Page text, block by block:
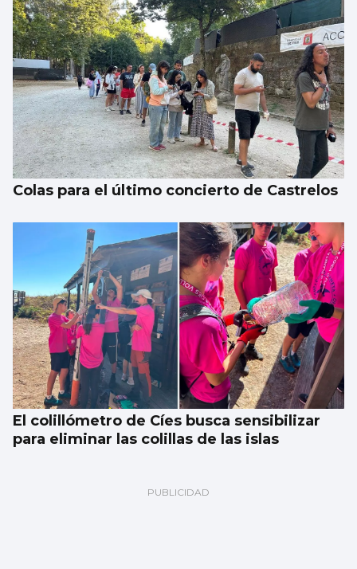
Colas para el último concierto de Castrelos
El colillómetro de Cíes busca sensibilizar
para eliminar las colillas de las islas